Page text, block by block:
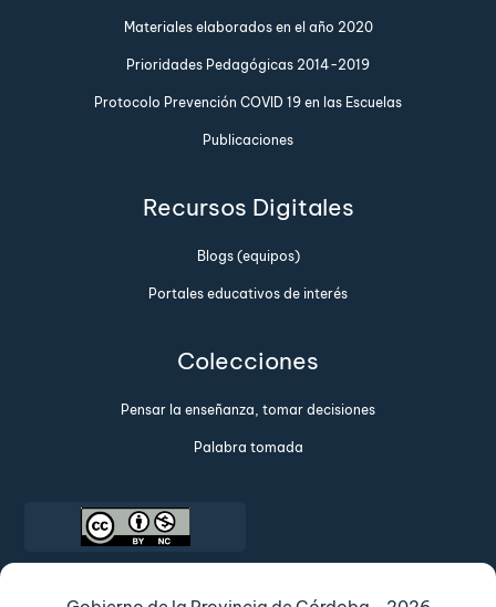
Materiales elaborados en el año 2020
Prioridades Pedagógicas 2014-2019
Protocolo Prevención COVID 19 en las Escuelas
Publicaciones
Recursos Digitales
Blogs (equipos)
Portales educativos de interés
Colecciones
Pensar la enseñanza, tomar decisiones
Palabra tomada